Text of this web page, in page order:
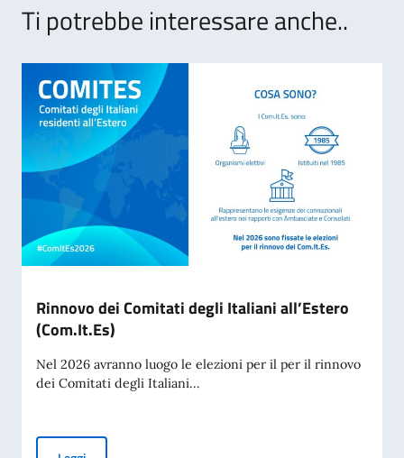
Ti potrebbe interessare anche..
Rinnovo dei Comitati degli Italiani all’Estero
(Com.It.Es)
Nel 2026 avranno luogo le elezioni per il per il rinnovo
dei Comitati degli Italiani...